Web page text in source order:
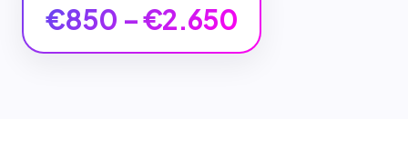
€850 – €2.650